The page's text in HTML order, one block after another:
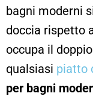
bagni moderni
doccia rispetto
occupa il
qualsiasi piatto
per bagni